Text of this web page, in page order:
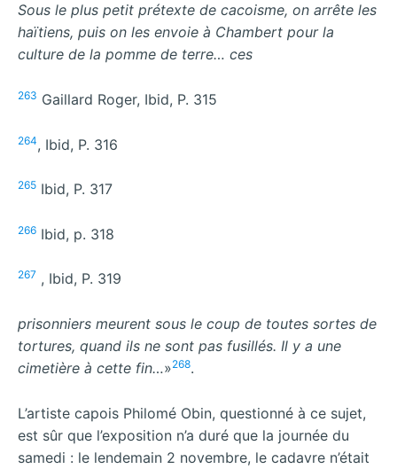
Sous le plus petit prétexte de cacoisme, on arrête les
haïtiens, puis on les envoie à Chambert pour la
culture de la pomme de terre… ces
263 Gaillard Roger, Ibid, P. 315
264, Ibid, P. 316
265 Ibid, P. 317
266 Ibid, p. 318
267 , Ibid, P. 319
prisonniers meurent sous le coup de toutes sortes de
tortures, quand ils ne sont pas fusillés. Il y a une
cimetière à cette fin…»268.
L’artiste capois Philomé Obin, questionné à ce sujet,
est sûr que l’exposition n’a duré que la journée du
samedi : le lendemain 2 novembre, le cadavre n’était